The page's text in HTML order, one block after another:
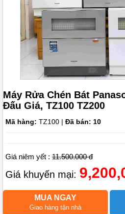
Máy Rửa Chén Bát
Đấu Giá, TZ100 TZ200
Mã hàng: TZ100 | Đã bán: 10
Giá niêm yết : 11.500.000 đ
Giá khuyến mại:
MUA NGAY
Giao hàng tận nhà